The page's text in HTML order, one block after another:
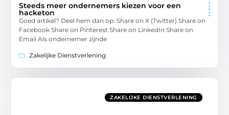
Steeds meer ondernemers kiezen voor een
hacketon
Goed artikel? Deel hem dan op: Share on X (Twitter) Share on
Facebook Share on Pinterest Share on LinkedIn Share on
Email Als ondernemer zijnde
Zakelijke Dienstverlening
ZAKELIJKE DIENSTVERLENING